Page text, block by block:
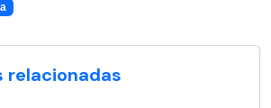
relacionadas